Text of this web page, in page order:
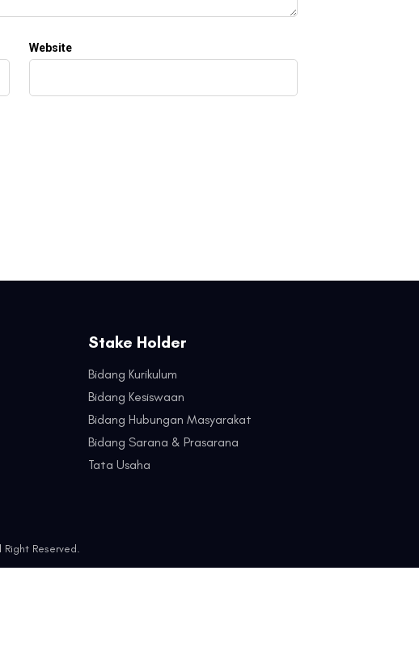
Website
Stake Holder
Bidang Kurikulum
Bidang Kesiswaan
Bidang Hubungan Masyarakat
Bidang Sarana & Prasarana
Tata Usaha
Reserved.